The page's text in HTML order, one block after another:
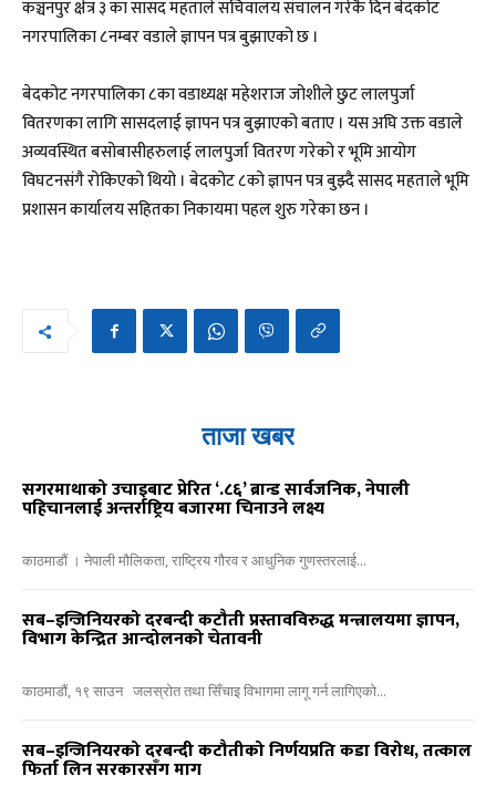
कञ्चनपुर क्षेत्र ३ का सासद महताले सचिवालय संचालन गरेकै दिन बेदकोट
नगरपालिका ८नम्बर वडाले ज्ञापन पत्र बुझाएको छ ।
बेदकोट नगरपालिका ८का वडाध्यक्ष महेशराज जोशीले छुट लालपुर्जा
वितरणका लागि सासदलाई ज्ञापन पत्र बुझाएको बताए । यस अघि उक्त वडाले
अव्यवस्थित बसोबासीहरुलाई लालपुर्जा वितरण गरेको र भूमि आयोग
विघटनसंगै रोकिएको थियो । बेदकोट ८को ज्ञापन पत्र बुझ्दै सासद महताले भूमि
प्रशासन कार्यालय सहितका निकायमा पहल शुरु गरेका छन ।
ताजा खबर
सगरमाथाको उचाइबाट प्रेरित ‘.८६’ ब्रान्ड सार्वजनिक, नेपाली
पहिचानलाई अन्तर्राष्ट्रिय बजारमा चिनाउने लक्ष्य
काठमाडौं । नेपाली मौलिकता, राष्ट्रिय गौरव र आधुनिक गुणस्तरलाई...
सब–इन्जिनियरको दरबन्दी कटौती प्रस्तावविरुद्ध मन्त्रालयमा ज्ञापन,
विभाग केन्द्रित आन्दोलनको चेतावनी
काठमाडौं, १९ साउन जलस्रोत तथा सिँचाइ विभागमा लागू गर्न लागिएको...
सब–इन्जिनियरको दरबन्दी कटौतीको निर्णयप्रति कडा विरोध, तत्काल
फिर्ता लिन सरकारसँग माग